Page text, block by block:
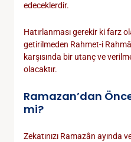
edeceklerdir.
Hatırlanması gerekir ki farz
getirilmeden Rahmet-i
karşısında bir utanç ve
olacaktır.
Ramazan’dan
mi?
Zekatınızı Ramazân ayında